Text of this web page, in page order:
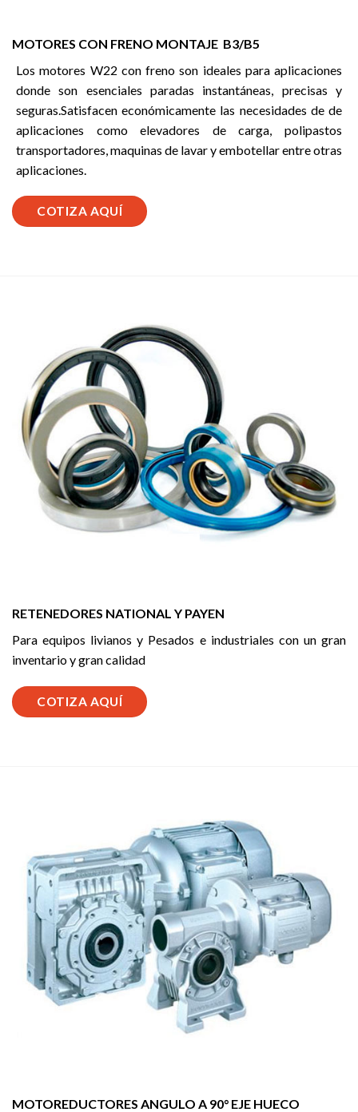
MOTORES CON FRENO MONTAJE B3/B5
Los motores W22 con freno son ideales para aplicaciones
donde son esenciales paradas instantáneas, precisas y
seguras.Satisfacen económicamente las necesidades de de
aplicaciones como elevadores de carga, polipastos
transportadores, maquinas de lavar y embotellar entre otras
aplicaciones.
COTIZA AQUÍ
RETENEDORES NATIONAL Y PAYEN
Para equipos livianos y Pesados e industriales con un gran
inventario y gran calidad
COTIZA AQUÍ
MOTOREDUCTORES ANGULO A 90° EJE HUECO